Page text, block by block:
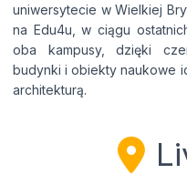
uniwersytecie w Wielkiej
na Edu4u, w ciągu
oba kampusy, dzięki
budynki i obiekty naukowe
architekturą.